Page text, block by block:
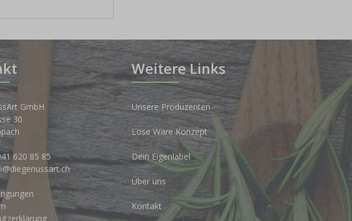
GmbH
30
620 85 85
Weitere Links
Unsere Produzenten
Lose Ware Konzept
Dein Eigenlabel
Über uns
Kontakt